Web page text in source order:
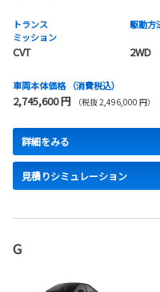
トランス
ミッション
CVT
駆動方
2WD
車両本体価格 （消費税込）
2,745,600 円 （税抜 2,496,000 円）
詳細をみる
見積りシミュレーション
G